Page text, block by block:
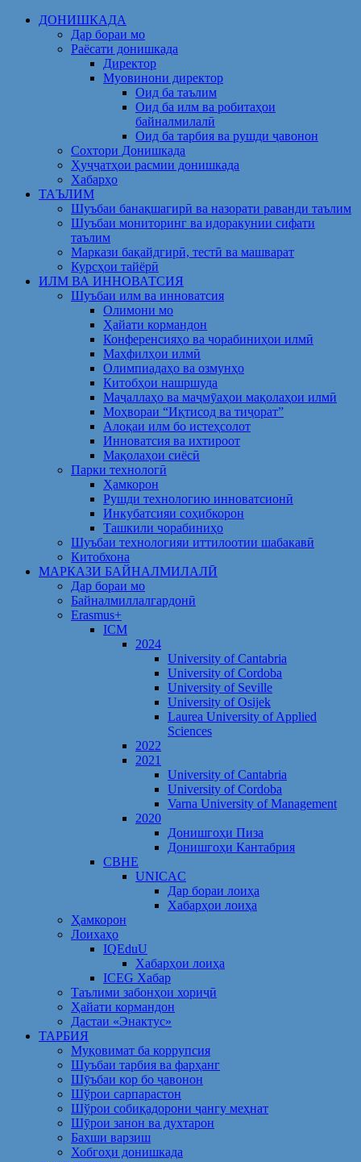
Skip
ДОНИШКАДА
Дар бораи мо
Раёсати донишкада
Директор
Муовинони директор
Оид ба таълим
Оид ба илм ва робитаҳои
байналмилалӣ
Оид ба тарбия ва рушди ҷавонон
Сохтори Донишкада
Ҳуҷҷатҳои расмии донишкада
Хабарҳо
ТАЪЛИМ
Шуъбаи банақшагирӣ ва назорати раванди таълим
Шуъбаи мониторинг ва идоракунии сифати
таълим
Маркази бақайдгирӣ, тестӣ ва машварат
Курсҳои тайёрӣ
ИЛМ ВА ИННОВАТСИЯ
Шуъбаи илм ва инноватсия
Олимони мо
Ҳайати кормандон
Конференсияҳо ва чорабиниҳои илмӣ
Маҳфилҳои илмӣ
Олимпиадаҳо ва озмунҳо
Китобҳои нашршуда
Маҷаллаҳо ва маҷмӯаҳои мақолаҳои илмӣ
Моҳвораи “Иқтисод ва тиҷорат”
Алоқаи илм бо истеҳсолот
Инноватсия ва ихтироот
Мақолаҳои сиёсӣ
Парки технологӣ
Ҳамкорон
Рушди технологию инноватсионӣ
Инкубатсияи соҳибкорон
Ташкили чорабиниҳо
Шуъбаи технологияи иттилоотии шабакавӣ
Китобхона
МАРКАЗИ БАЙНАЛМИЛАЛӢ
Дар бораи мо
Байналмиллалгардонӣ
Erasmus+
ICM
2024
University of Cantabria
University of Cordoba
University of Seville
University of Osijek
Laurea University of Applied
Sciences
2022
2021
University of Cantabria
University of Cordoba
Varna University of Management
2020
Донишгоҳи Пиза
Донишгоҳи Кантабрия
CBHE
UNICAC
Дар бораи лоиҳа
Хабарҳои лоиҳа
Ҳамкорон
Лоихаҳо
IQEduU
Хабарҳои лоиҳа
ICEG Хабар
Таълими забонҳои хориҷӣ
Ҳайати кормандон
Дастаи «Энактус»
ТАРБИЯ
Муқовимат ба коррупсия
Шуъбаи тарбия ва фарҳанг
Шӯъбаи кор бо ҷавонон
Шўрои сарпарастон
Шўрои собиқадорони ҷангу меҳнат
Шӯрои занон ва духтарон
Бахши варзиш
Хобгоҳи донишкада